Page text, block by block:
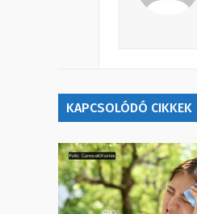
KAPCSOLÓDÓ CIKKEK